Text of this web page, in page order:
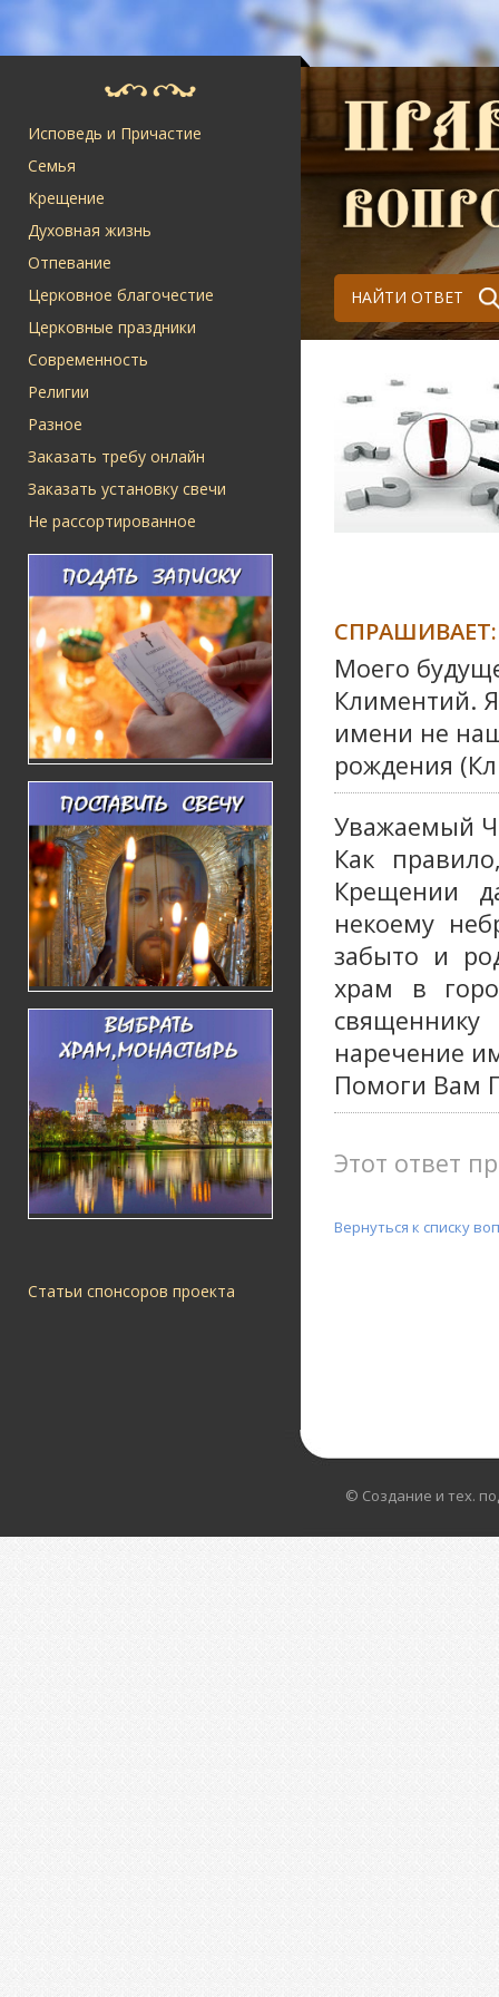
Исповедь и Причастие
Семья
Крещение
Духовная жизнь
Отпевание
Церковное благочестие
Церковные праздники
Современность
Религии
Разное
Заказать требу онлайн
Заказать установку свечи
Не рассортированное
Статьи спонсоров проекта
НАЙТИ ОТВЕТ
СПРАШИВАЕТ:
Моего
Климентий.
имени не
рождения
Уважаемый
Как
Крещении
некоему
забыто и
храм в
наречение
Помоги Вам
Этот ответ
Вернуться к списку
© Создание и тех.